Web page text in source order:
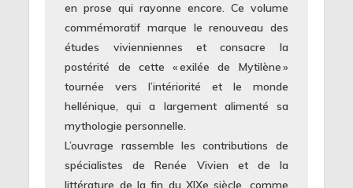
en prose qui rayonne encore. Ce volume
commémoratif marque le renouveau des
études vivienniennes et consacre la
postérité de cette « exilée de Mytilène »
tournée vers l’intériorité et le monde
hellénique, qui a largement alimenté sa
mythologie personnelle.
L’ouvrage rassemble les contributions de
spécialistes de Renée Vivien et de la
littérature de la fin du XIXe siècle, comme